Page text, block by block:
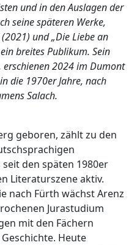
und in den Auslagen der
seine späteren Werke,
und „Die Liebe an
breites Publikum. Sein
erschienen 2024 im Dumont
die 1970er Jahre, nach
Salach.
geboren, zählt zu den
den späten 1980er
Literaturszene aktiv.
nach Fürth wächst Arenz
Jurastudium
mit den Fächern
Heute